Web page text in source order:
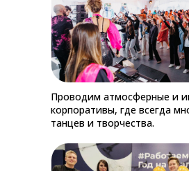
Проводим атмосферные и
корпоративы, где всегда
танцев и творчества.